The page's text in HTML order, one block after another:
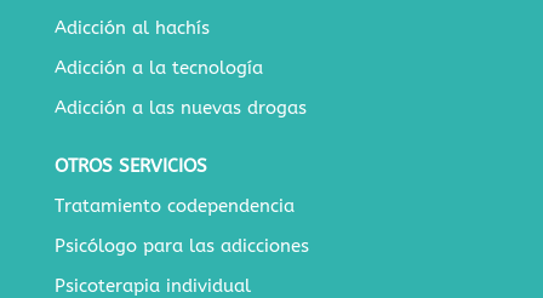
Adicción al hachís
Adicción a la tecnología
Adicción a las nuevas drogas
OTROS SERVICIOS
Tratamiento codependencia
Psicólogo para las adicciones
Psicoterapia individual